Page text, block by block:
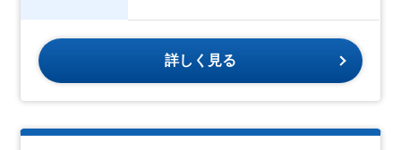
詳しく見る